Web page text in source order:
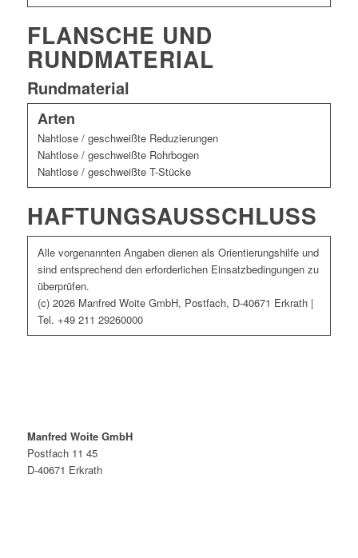
FLANSCHE UND
RUNDMATERIAL
Rundmaterial
Arten
Nahtlose / geschweißte Reduzierungen
Nahtlose / geschweißte Rohrbogen
Nahtlose / geschweißte T-Stücke
HAFTUNGSAUSSCHLUSS
Alle vorgenannten Angaben dienen als Orientierungshilfe und
sind entsprechend den erforderlichen Einsatzbedingungen zu
überprüfen.
(c) 2026 Manfred Woite GmbH, Postfach, D-40671 Erkrath |
Tel. +49 211 29260000
Manfred Woite GmbH
Postfach 11 45
D-40671 Erkrath